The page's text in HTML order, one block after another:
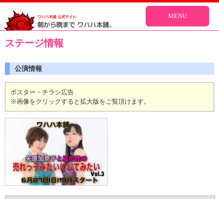
MENU
ステージ情報
公演情報
ポスター・チラシ広告
※画像をクリックすると拡大版をご覧頂けます。